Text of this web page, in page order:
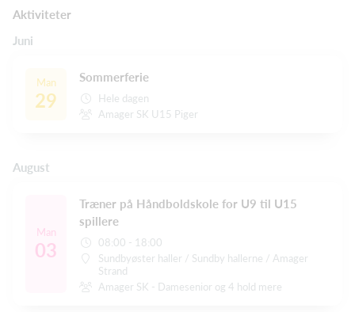
Aktiviteter
Juni
Man
29
Sommerferie
Hele dagen
Amager SK U15 Piger
August
Man
03
Træner på Håndboldskole for U9 til U15
spillere
08:00 - 18:00
Sundbyøster haller / Sundby hallerne / Amager
Strand
Amager SK - Damesenior og 4 hold mere